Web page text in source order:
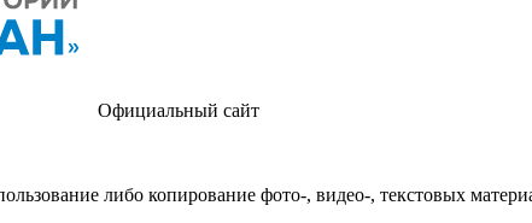
Официальный сайт
либо копирование фото-, видео-, текстовых